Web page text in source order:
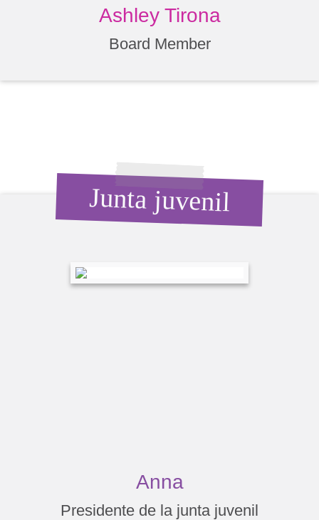
Ashley Tirona
Board Member
Junta juvenil
Anna
Presidente de la junta juvenil